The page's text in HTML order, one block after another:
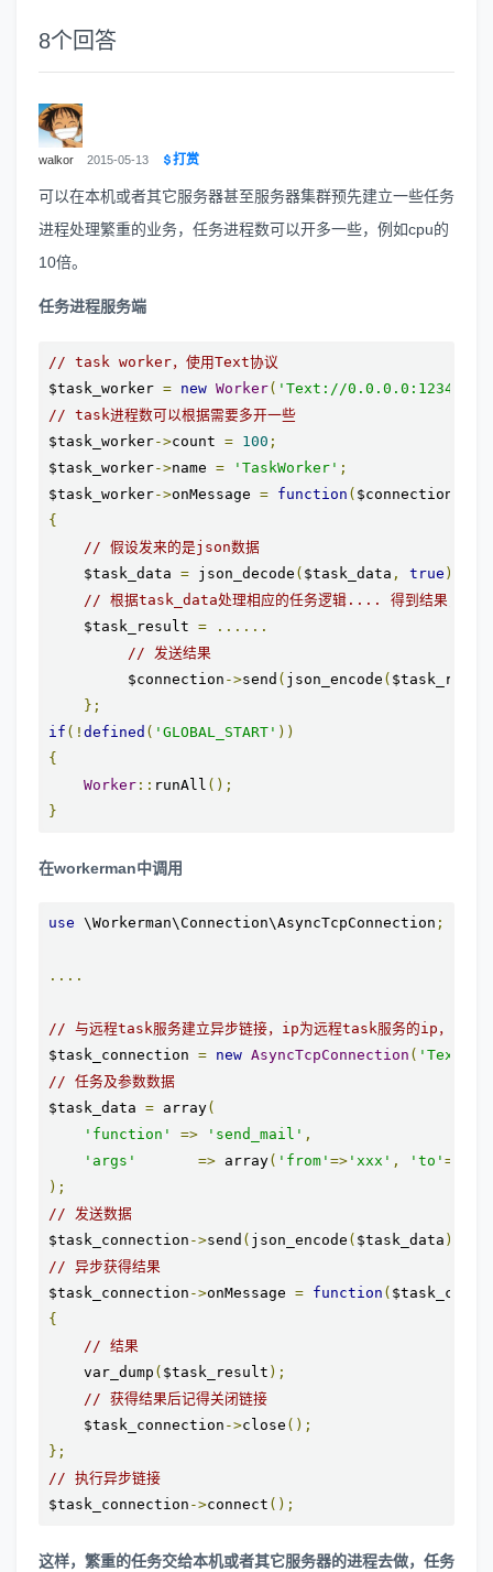
8个回答
walkor 2015-05-13 打赏
可以在本机或者其它服务器甚至服务器集群预先建立一些任务
进程处理繁重的业务，任务进程数可以开多一些，例如cpu的
10倍。
任务进程服务端
// task worker，使用Text协议
$task_worker = new Worker( 'Text://0.0.0.0:12345'
// task进程数可以根据需要多开一些
$task_worker->count = 100 ;
$task_worker->name = 'TaskWorker' ;
$task_worker->onMessage = function ( $connection
{
// 假设发来的是json数据
    $task_data
= json_decode ( $task_data , true );
// 根据task_data处理相应的任务逻辑.... 得到结果，这
    $task_result
=
......
// 发送结果
         $connection
->send ( json_encode (
};
if (! defined ( 'GLOBAL_START' ))
{
Worker :: runAll ();
}
在workerman中调用
use \Workerman\Connection\AsyncTcpConnection ;
....
// 与远程task服务建立异步链接，ip为远程task服务的ip，如果
$task_connection = new AsyncTcpConnection ( 'Text://
// 任务及参数数据
$task_data = array(
'function'
=> 'send_mail' ,
'args'
=> array( 'from' => 'xxx' , 'to' =>
);
// 发送数据
$task_connection ->send ( json_encode ( $task_data ));
// 异步获得结果
$task_connection ->onMessage = function (
{
// 结果
    var_dump
( $task_result );
// 获得结果后记得关闭链接
    $task_connection
->close ();
};
// 执行异步链接
$task_connection ->connect ();
这样，繁重的任务交给本机或者其它服务器的进程去做，任务